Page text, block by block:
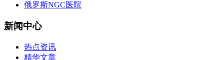
俄罗斯NGC医院
新闻中心
热点资讯
精华文章